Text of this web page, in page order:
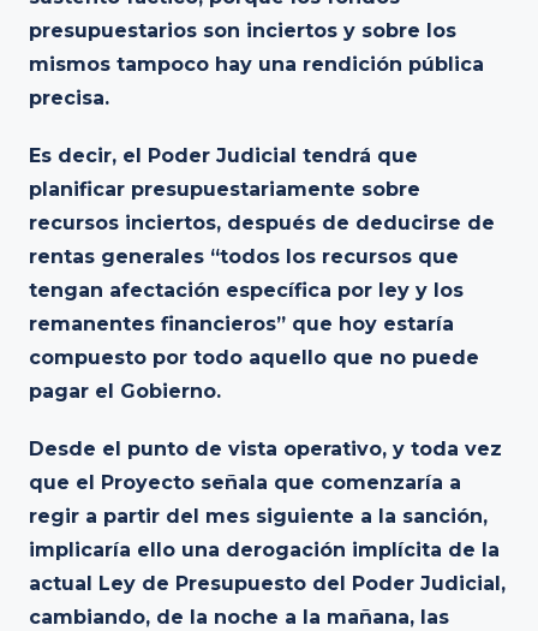
presupuestarios son inciertos y sobre los
mismos tampoco hay una rendición pública
precisa.
Es decir, el Poder Judicial tendrá que
planificar presupuestariamente sobre
recursos inciertos, después de deducirse de
rentas generales “todos los recursos que
tengan afectación específica por ley y los
remanentes financieros” que hoy estaría
compuesto por todo aquello que no puede
pagar el Gobierno.
Desde el punto de vista operativo, y toda vez
que el Proyecto señala que comenzaría a
regir a partir del mes siguiente a la sanción,
implicaría ello una derogación implícita de la
actual Ley de Presupuesto del Poder Judicial,
cambiando, de la noche a la mañana, las